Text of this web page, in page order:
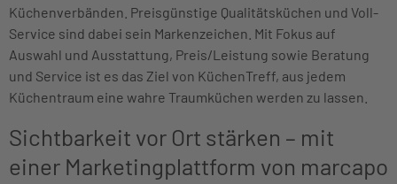
Küchenverbänden. Preisgünstige Qualitätsküchen und Voll-
Service sind dabei sein Markenzeichen. Mit Fokus auf
Auswahl und Ausstattung, Preis/Leistung sowie Beratung
und Service ist es das Ziel von KüchenTreff, aus jedem
Küchentraum eine wahre Traumküchen werden zu lassen.
Sichtbarkeit vor Ort stärken – mit
einer Marketingplattform von marcapo